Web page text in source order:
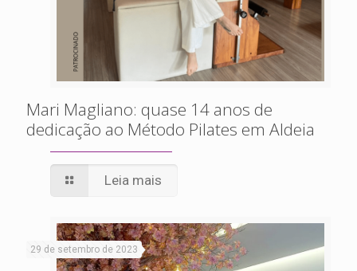
Mari Magliano: quase 14 anos de
dedicação ao Método Pilates em Aldeia
Leia mais
29 de setembro de 2023